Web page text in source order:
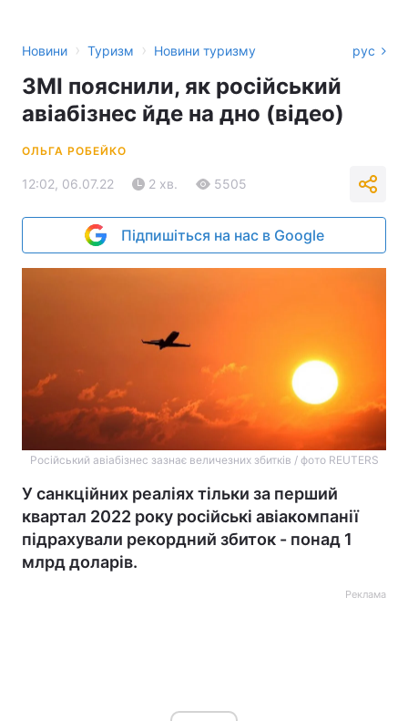
Новини › Туризм › Новини туризму рус
ЗМІ пояснили, як російський
авіабізнес йде на дно (відео)
ОЛЬГА РОБЕЙКО
12:02, 06.07.22 2 хв. 5505
Підпишіться на нас в Google
Російський авіабізнес зазнає величезних збитків / фото REUTERS
У санкційних реаліях тільки за перший
квартал 2022 року російські авіакомпанії
підрахували рекордний збиток - понад 1
млрд доларів.
Реклама